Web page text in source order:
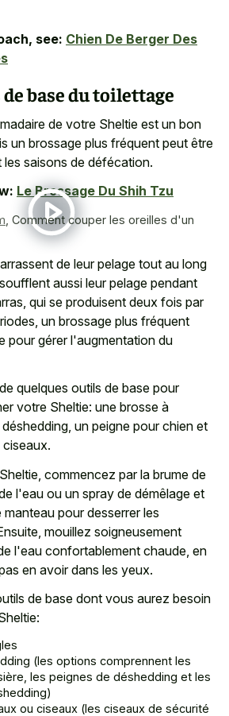
see: Chien De Berger Des
base du toilettage
de votre Sheltie est un bon
un brossage plus fréquent peut être
saisons de défécation.
Le Brossage Du Shih Tzu
Comment couper les oreilles d'un
de leur pelage tout au long
aussi leur pelage pendant
qui se produisent deux fois par
un brossage plus fréquent
pour gérer l'augmentation du
quelques outils de base pour
votre Sheltie: une brosse à
un peigne pour chien et
commencez par la brume de
l'eau ou un spray de démêlage et
pour desserrer les
mouillez soigneusement
l'eau confortablement chaude, en
en avoir dans les yeux.
de base dont vous aurez besoin
(les options comprennent les
les peignes de déshedding et les
ou ciseaux (les ciseaux de sécurité